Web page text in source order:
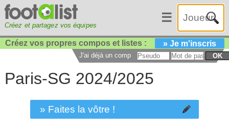
Créez et partagez vos équipes
☰
Créez vos propres compos et listes : » Je m'inscris
J'ai déjà un compte : OK
Paris-SG 2024/2025
» Faites la vôtre !